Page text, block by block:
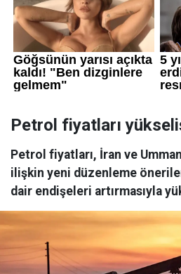
Petrol fiyatları
Petrol fiyatları, İran ve
ilişkin yeni düzenleme
dair endişeleri artırmasıyla